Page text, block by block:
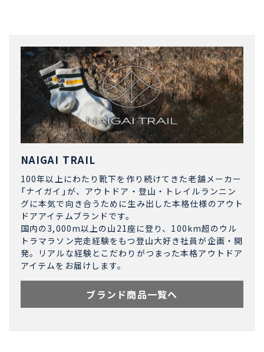
NAIGAI TRAIL
100年以上にわたり靴下を作り続けてきた老舗メーカー
「ナイガイ」が、アウトドア・登山・トレイルランニン
グに本気で向き合うために生み出した本格仕様のアウト
ドアアイテムブランドです。
国内の3,000m以上の山21座に登り、100km超のウル
トラマラソン完走経験をもつ登山大好き社員が企画・開
発。リアルな経験とこだわりがつまった本格アウトドア
アイテムをお届けします。
ブランド商品一覧へ